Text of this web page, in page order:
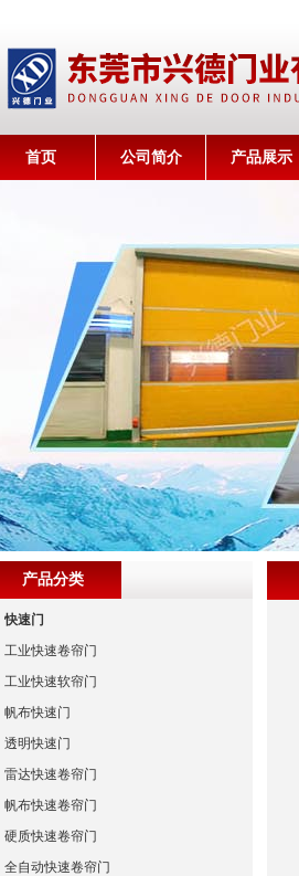
首页 公司简介 产品展示
产品分类
快速门
工业快速卷帘门
工业快速软帘门
帆布快速门
透明快速门
雷达快速卷帘门
帆布快速卷帘门
硬质快速卷帘门
全自动快速卷帘门